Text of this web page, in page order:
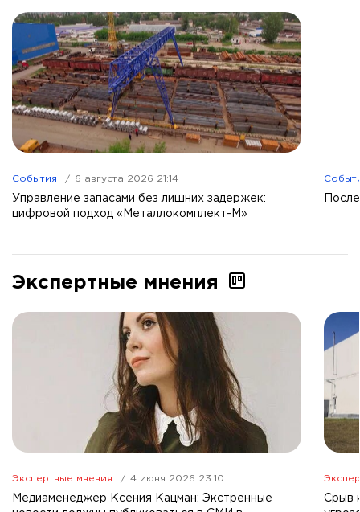
События 6 августа 2026 21:14
Управление запасами без лишних задержек:
цифровой подход «Металлокомплект-М»
Экспертные мнения
Экспертные мнения 4 июня 2026 23:10
Медиаменеджер Ксения Кацман: Экстренные
Срыв